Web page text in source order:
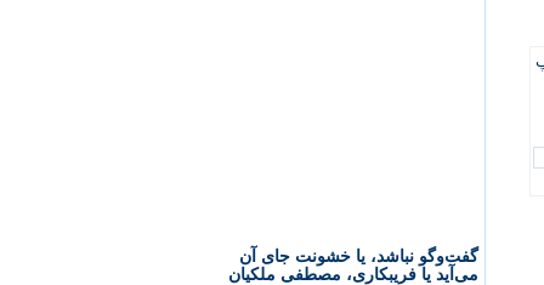
گفت‌وگو نباشد، یا خشونت جای آن
می‌آید یا فریبکاری، مصطفی ملکیان